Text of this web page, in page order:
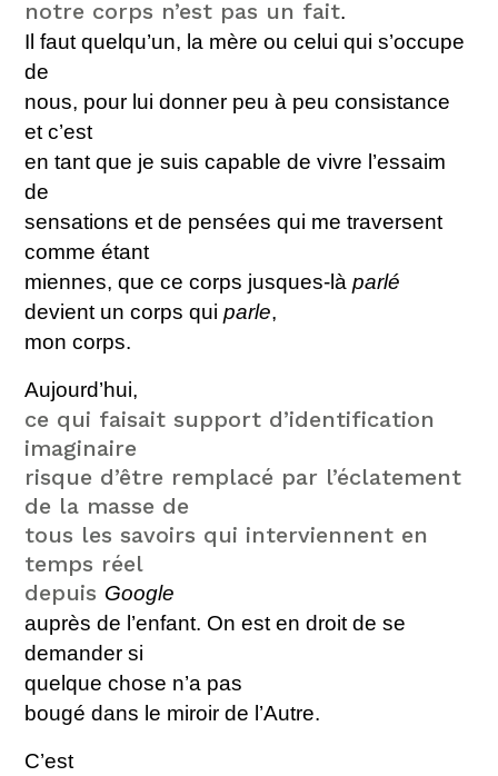
notre corps n’est pas un fait.
Il faut quelqu’un, la mère ou celui qui s’occupe
de
nous, pour lui donner peu à peu consistance
et c’est
en tant que je suis capable de vivre l’essaim
de
sensations et de pensées qui me traversent
comme étant
miennes, que ce corps jusques-làparlé
devient un corps quiparle,
mon corps.
Aujourd’hui,
ce qui faisait support d’identification
imaginaire
risque d’être remplacé par l’éclatement
de la masse de
tous les savoirs qui interviennent en
temps réel
depuis Google
auprès de l’enfant. On est en droit de se
demander si
quelque chose n’a pas
bougé dans le miroir de l’Autre.
C’est